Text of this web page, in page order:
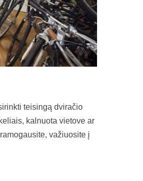
teisingą dviračio
kalnuota vietove ar
važiuosite į